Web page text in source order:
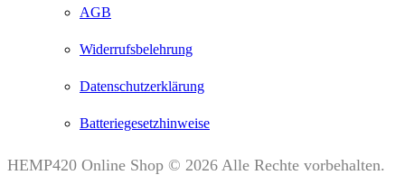
AGB
Widerrufsbelehrung
Datenschutzerklärung
Batteriegesetzhinweise
HEMP420 Online Shop © 2026 Alle Rechte vorbehalten.